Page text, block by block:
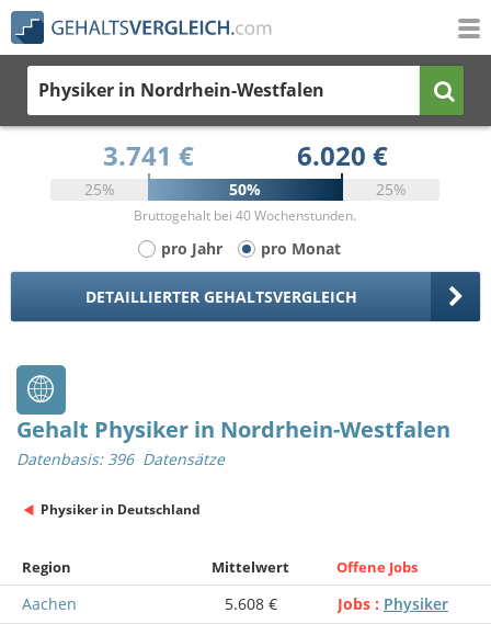
Physiker in Nordrhein-Westfalen
3.741 € 6.020 €
25% 50% 25%
Bruttogehalt bei 40 Wochenstunden.
pro Jahr pro Monat
DETAILLIERTER GEHALTSVERGLEICH
Gehalt Physiker in Nordrhein-Westfalen
Datenbasis: 396 Datensätze
Physiker in Deutschland
Region Mittelwert Offene Jobs
Aachen 5.608 € Jobs
Physiker